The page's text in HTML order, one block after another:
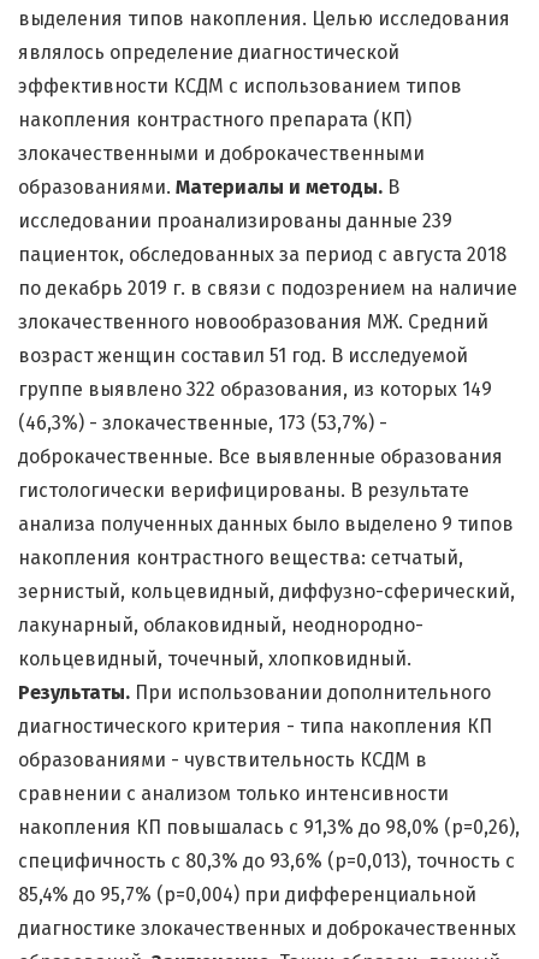
выделения типов накопления. Целью исследования
являлось определение диагностической
эффективности КСДМ с использованием типов
накопления контрастного препарата (КП)
злокачественными и доброкачественными
образованиями. Материалы и методы. В
исследовании проанализированы данные 239
пациенток, обследованных за период с августа 2018
по декабрь 2019 г. в связи с подозрением на наличие
злокачественного новообразования МЖ. Средний
возраст женщин составил 51 год. В исследуемой
группе выявлено 322 образования, из которых 149
(46,3%) - злокачественные, 173 (53,7%) -
доброкачественные. Все выявленные образования
гистологически верифицированы. В результате
анализа полученных данных было выделено 9 типов
накопления контрастного вещества: сетчатый,
зернистый, кольцевидный, диффузно-сферический,
лакунарный, облаковидный, неоднородно-
кольцевидный, точечный, хлопковидный.
Результаты. При использовании дополнительного
диагностического критерия - типа накопления КП
образованиями - чувствительность КСДМ в
сравнении с анализом только интенсивности
накопления КП повышалась с 91,3% до 98,0% (р=0,26),
специфичность с 80,3% до 93,6% (р=0,013), точность с
85,4% до 95,7% (р=0,004) при дифференциальной
диагностике злокачественных и доброкачественных